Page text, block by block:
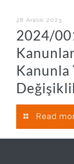
28 Aralık 2023
2024/
Kanunla
Read